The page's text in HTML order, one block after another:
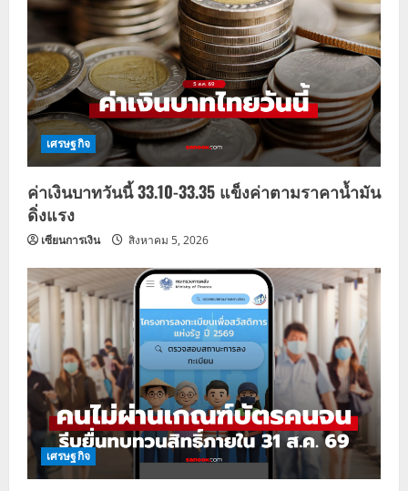
เศรษฐกิจ
ค่าเงินบาทวันนี้ 33.10-33.35 แข็งค่าตามราคาน้ำมัน
ดิ่งแรง
เซียนการเงิน สิงหาคม 5, 2026
เศรษฐกิจ